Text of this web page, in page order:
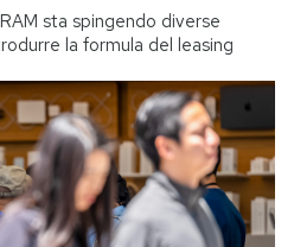
sta spingendo diverse
la formula del leasing